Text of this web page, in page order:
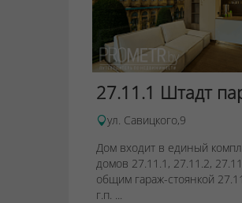
27.11.1 Штадт
ул. Савицкого,9
Дом входит в единый
домов 27.11.1, 27.11.2,
общим гараж-стоянкой
г.п. ...